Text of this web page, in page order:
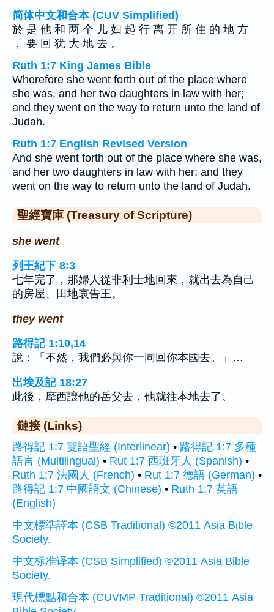
简体中文和合本 (CUV Simplified)
於 是 他 和 两 个 儿 妇 起 行 离 开 所 住 的 地 方
， 要 回 犹 大 地 去 。
Ruth 1:7 King James Bible
Wherefore she went forth out of the place where
she was, and her two daughters in law with her;
and they went on the way to return unto the land of
Judah.
Ruth 1:7 English Revised Version
And she went forth out of the place where she was,
and her two daughters in law with her; and they
went on the way to return unto the land of Judah.
聖經寶庫 (Treasury of Scripture)
she went
列王紀下 8:3
七年完了，那婦人從非利士地回來，就出去為自己
的房屋、田地哀告王。
they went
路得記 1:10,14
說：「不然，我們必與你一同回你本國去。」…
出埃及記 18:27
此後，摩西讓他的岳父去，他就往本地去了。
鏈接 (Links)
路得記 1:7 雙語聖經 (Interlinear) • 路得記 1:7 多種
語言 (Multilingual) • Rut 1:7 西班牙人 (Spanish) •
Ruth 1:7 法國人 (French) • Rut 1:7 德語 (German) •
路得記 1:7 中國語文 (Chinese) • Ruth 1:7 英語
(English)
中文標準譯本 (CSB Traditional) ©2011 Asia Bible
Society.
中文标准译本 (CSB Simplified) ©2011 Asia Bible
Society.
現代標點和合本 (CUVMP Traditional) ©2011 Asia